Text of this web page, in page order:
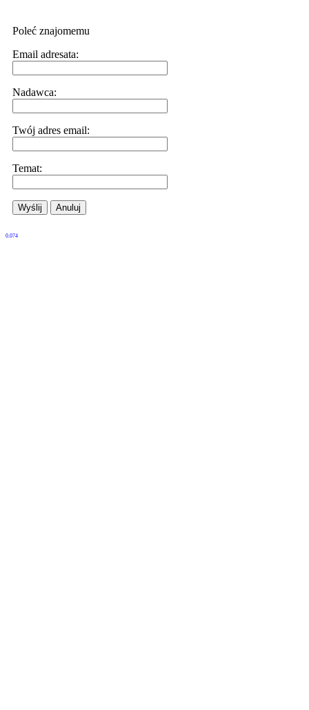
Poleć znajomemu
Email adresata:
Nadawca:
Twój adres email:
Temat:
Wyślij Anuluj
0.074